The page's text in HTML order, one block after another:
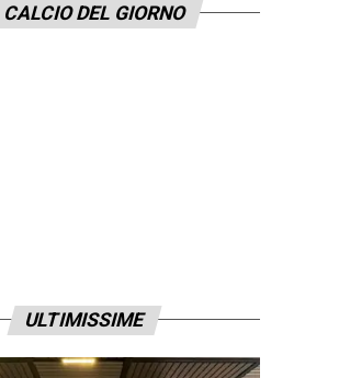
DEL GIORNO
ULTIMISSIME